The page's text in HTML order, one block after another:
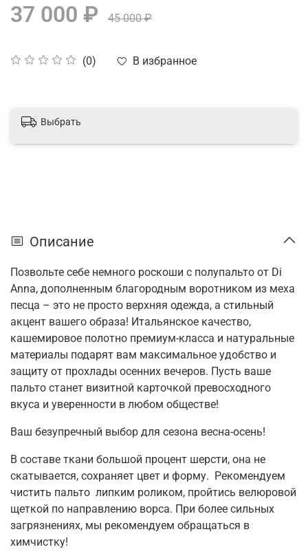
(0) В избранное
37 000 ₽ 45 000 ₽
Выбрать
Описание
Позвольте себе немного роскоши с полупальто от Di
Anna, дополненным благородным воротником из меха
песца – это не просто верхняя одежда, а стильный
акцент вашего образа! Итальянское качество,
кашемировое полотно премиум-класса и натуральные
материалы подарят вам максимальное удобство и
защиту от прохлады осенних вечеров. Пусть ваше
пальто станет визитной карточкой превосходного
вкуса и уверенности в любом обществе!
Ваш безупречный выбор для сезона весна-осень!
В составе ткани большой процент шерсти, она не
скатывается, сохраняет цвет и форму. Рекомендуем
чистить пальто липким роликом, пройтись велюровой
щеткой по направлению ворса. При более сильных
загрязнениях, мы рекомендуем обращаться в
химчистку!